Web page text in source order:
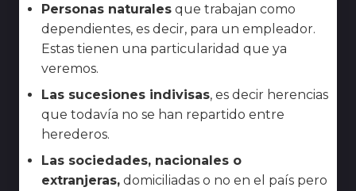
Personas naturales que trabajan como
dependientes, es decir, para un empleador.
Estas tienen una particularidad que ya
veremos.
Las sucesiones indivisas, es decir herencias
que todavía no se han repartido entre
herederos.
Las sociedades, nacionales o
extranjeras, domiciliadas o no en el país pero